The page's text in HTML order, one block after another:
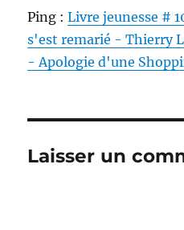
Ping :Livre jeunesse #
s'est remarié - Thierry
- Apologie d'une
Laisser un